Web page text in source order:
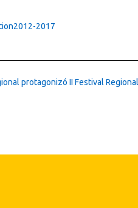
2017
protagonizó II Festival